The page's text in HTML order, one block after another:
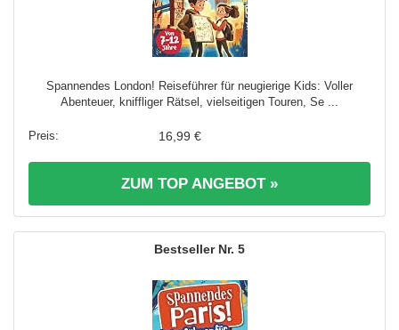
Spannendes London! Reiseführer für neugierige Kids: Voller
Abenteuer, kniffliger Rätsel, vielseitigen Touren, Se ...
16,99 €
ZUM TOP ANGEBOT »
5